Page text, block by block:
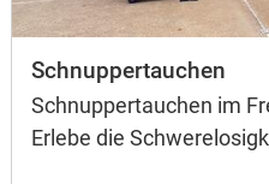
Schnuppertauchen
Schnuppertauchen im
Erlebe die